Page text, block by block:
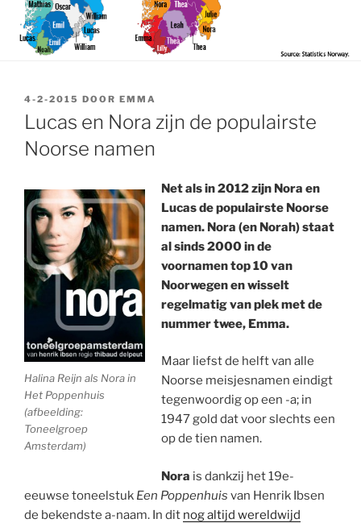
GEPLAATST
OP
4-2-2015 DOOR EMMA
Lucas en Nora zijn de populairste
Noorse namen
Halina Reijn als Nora in
Het Poppenhuis
(afbeelding:
Toneelgroep
Amsterdam)
Net als in 2012 zijn Nora en
Lucas de populairste Noorse
namen. Nora (en Norah) staat
al sinds 2000 in de
voornamen top 10 van
Noorwegen en wisselt
regelmatig van plek met de
nummer twee, Emma.
Maar liefst de helft van alle
Noorse meisjesnamen eindigt
tegenwoordig op een -a; in
1947 gold dat voor slechts een
op de tien namen.
Nora is dankzij het 19e-
eeuwse toneelstuk Een Poppenhuis van Henrik Ibsen
de bekendste a-naam. In dit nog altijd wereldwijd